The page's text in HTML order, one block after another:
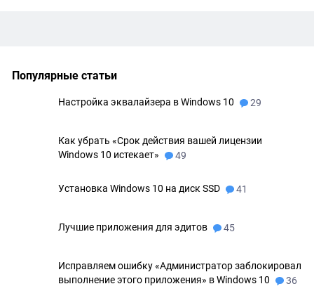
Популярные статьи
Настройка эквалайзера в Windows 10 29
Как убрать «Срок действия вашей лицензии
Windows 10 истекает»
49
Установка Windows 10 на диск SSD 41
Лучшие приложения для эдитов 45
Исправляем ошибку «Администратор заблокировал
выполнение этого приложения» в Windows 10
36